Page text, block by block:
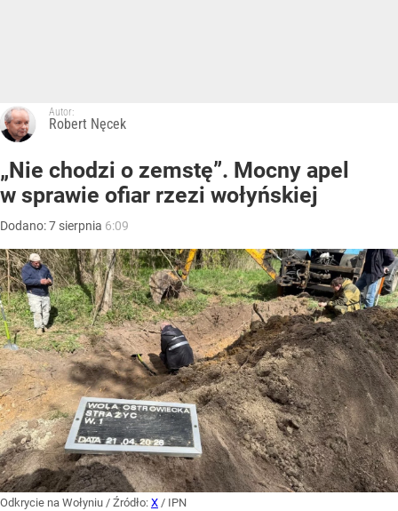
Autor:
Robert Nęcek
„Nie chodzi o zemstę”. Mocny apel
w sprawie ofiar rzezi wołyńskiej
Dodano:7 sierpnia 6:09
Odkrycie na Wołyniu / Źródło: X / IPN